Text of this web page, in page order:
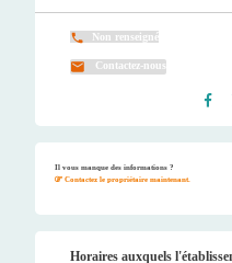
Non renseigné
Contactez-nous
Il vous manque des informations ?
Contactez le propriétaire maintenant.
Horaires auxquels